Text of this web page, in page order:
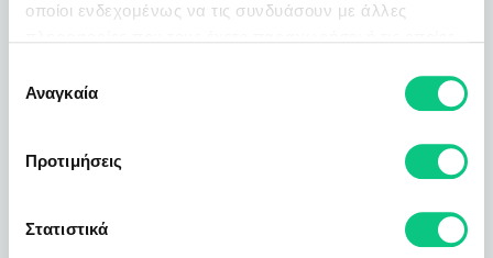
οποίοι ενδεχομένως να τις συνδυάσουν με άλλες
των υπηρεσιών τους.
συγκατάθεσης
Αναγκαία
Προτιμήσεις
Στατιστικά